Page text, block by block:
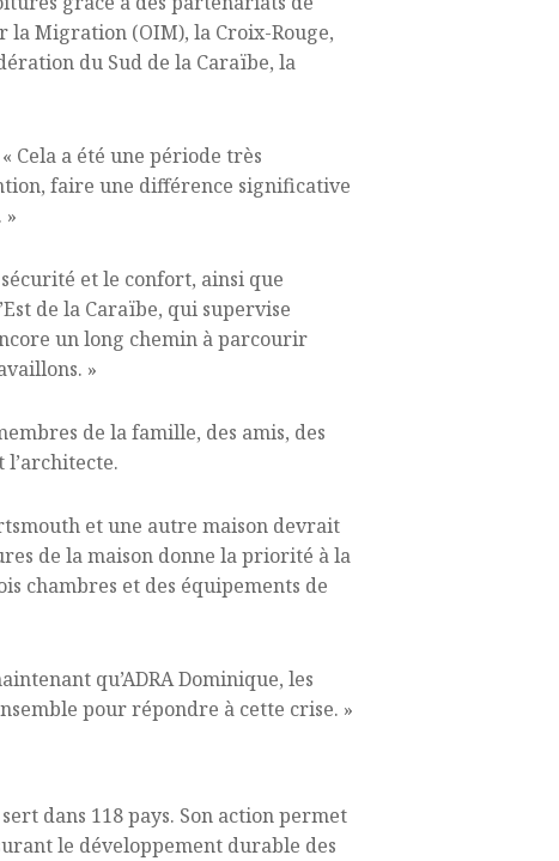
la Migration (OIM), la Croix-Rouge,
du Sud de la Caraïbe, la
Cela a été une période très
faire une différence significative
et le confort, ainsi que
de la Caraïbe, qui supervise
un long chemin à parcourir
»
de la famille, des amis, des
l’architecte.
et une autre maison devrait
de la maison donne la priorité à la
chambres et des équipements de
qu’ADRA Dominique, les
pour répondre à cette crise. »
dans 118 pays. Son action permet
le développement durable des